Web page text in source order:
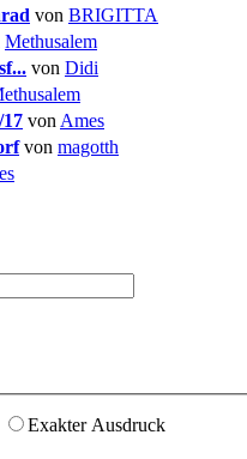
von BRIGITTA
Methusalem
von Didi
von Ames
von magotth
Exakter Ausdruck